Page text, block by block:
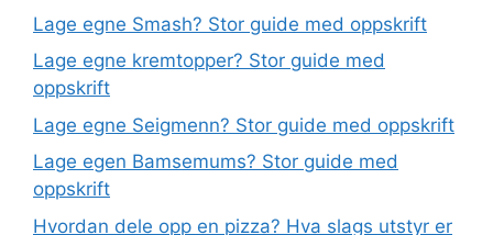
Lage egne Smash? Stor guide med oppskrift
Lage egne kremtopper? Stor guide med
oppskrift
Lage egne Seigmenn? Stor guide med oppskrift
Lage egen Bamsemums? Stor guide med
oppskrift
Hvordan dele opp en pizza? Hva slags utstyr er